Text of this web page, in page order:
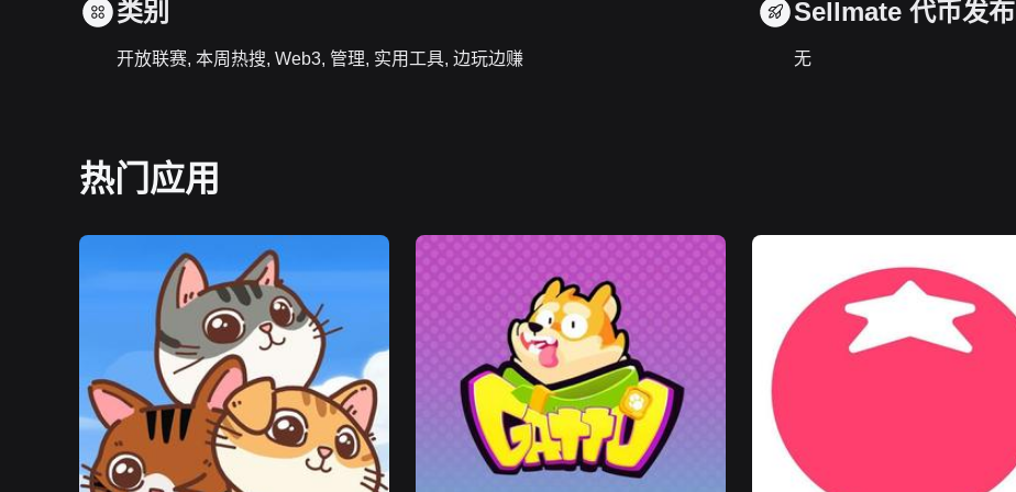
类别
开放联赛, 本周热搜, Web3, 管理, 实用工具, 边玩边赚
Sellmate 代币发布
无
热门应用